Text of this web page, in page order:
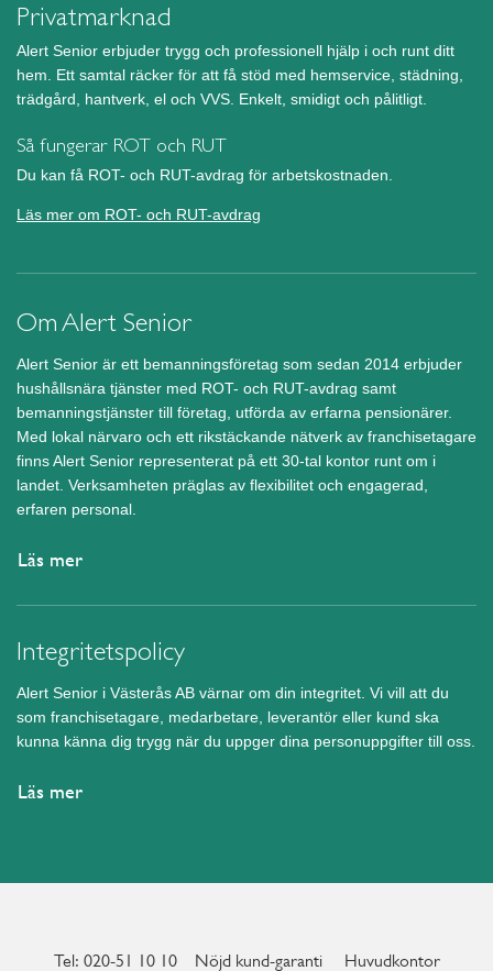
Privatmarknad
Alert Senior erbjuder trygg och professionell hjälp i och runt ditt
hem. Ett samtal räcker för att få stöd med hemservice, städning,
trädgård, hantverk, el och VVS. Enkelt, smidigt och pålitligt.
Så fungerar ROT och RUT
Du kan få ROT- och RUT-avdrag för arbetskostnaden.
Läs mer om ROT- och RUT-avdrag
Om Alert Senior
Alert Senior är ett bemanningsföretag som sedan 2014 erbjuder
hushållsnära tjänster med ROT- och RUT-avdrag samt
bemanningstjänster till företag, utförda av erfarna pensionärer.
Med lokal närvaro och ett rikstäckande nätverk av franchisetagare
finns Alert Senior representerat på ett 30-tal kontor runt om i
landet. Verksamheten präglas av flexibilitet och engagerad,
erfaren personal.
Läs mer
Integritetspolicy
Alert Senior i Västerås AB värnar om din integritet. Vi vill att du
som franchisetagare, medarbetare, leverantör eller kund ska
kunna känna dig trygg när du uppger dina personuppgifter till oss.
Läs mer
Tel: 020-51 10 10 Nöjd kund-garanti Huvudkontor